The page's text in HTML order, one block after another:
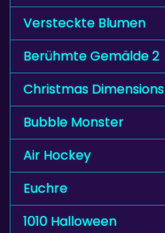
Versteckte Blumen
Berühmte Gemälde 2
Christmas Dimensions
Bubble Monster
Air Hockey
Euchre
1010 Halloween